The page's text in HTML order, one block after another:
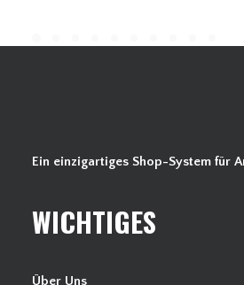
Ein einzigartiges Shop-System für
WICHTIGES
Über Uns